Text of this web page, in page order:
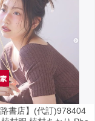
路書店】(代訂)978404